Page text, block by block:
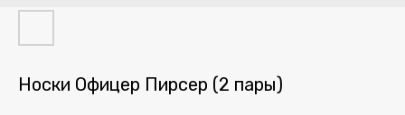
Носки Офицер Пирсер (2 пары)